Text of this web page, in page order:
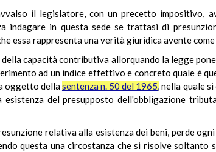
il legislatore, con un precetto impositivo,
indagare in questa sede se trattasi di
essa rappresenta una verità giuridica avente
capacità contributiva allorquando la legge
ad un indice effettivo e concreto quale é
oggetto dellasentenza n. 50 del 1965,nella quale si
del presupposto dell'obbligazione
relativa alla esistenza dei beni, perde
questa una circostanza che si risolve soltanto